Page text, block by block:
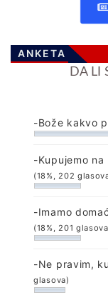
ANKETA
DA LI
-Bože kakvo
-Kupujemo
(18%, 202
-Imamo
(18%, 201
-Ne pravim,
glasova)